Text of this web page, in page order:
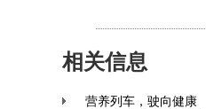
相关信息
营养列车，驶向健康